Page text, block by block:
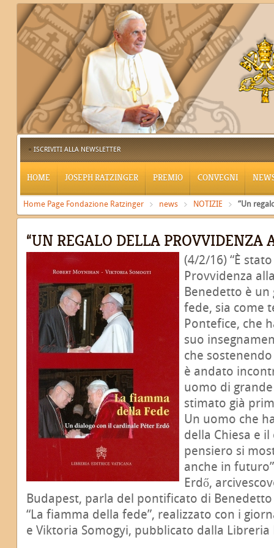
ISCRIVITI ALLA NEWSLETTER
HOME JOSEPH RATZINGER PREMIO CONVEGNI
Home Page Fondazione Ratzinger news NOTIZIE “Un
“UN REGALO DELLA PROVVIDENZA
(4/2/16) “È
Provvidenza
Benedetto è
fede, sia come
Pontefice, che
suo
che
è andato
uomo di
stimato già
Un uomo che
della Chiesa e
pensiero si
anche in
Erdő,
Budapest, parla del pontificato di
“La fiamma della fede”, realizzato con i
e Viktoria Somogyi, pubblicato dalla Libreria